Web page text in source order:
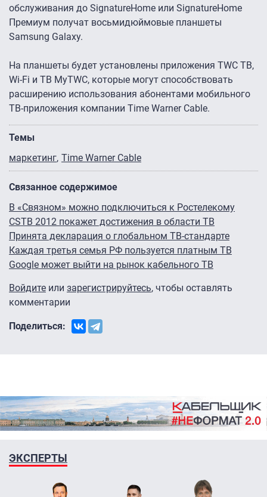
обслуживания до SignatureHome или SignatureHome
Премиум получат восьмидюймовые планшеты
Samsung Galaxy.
На планшеты будет установлены приложения TWC ТВ,
Wi-Fi и ТВ MyTWC, которые могут способствовать
расширению использования абонентами мобильного
ТВ-приложения компании Time Warner Cable.
Темы
маркетинг Time Warner Cable
Связанное содержимое
В «Связном» можно подключиться к Ростелекому
CSTB 2012 покажет достижения в области ТВ
Принята декларация о глобальном ТВ-стандарте
Каждая третья семья РФ пользуется платным ТВ
Google может выйти на рынок кабельного ТВ
Войдите или зарегистрируйтесь, чтобы оставлять
комментарии
Поделиться:
ЭКСПЕРТЫ